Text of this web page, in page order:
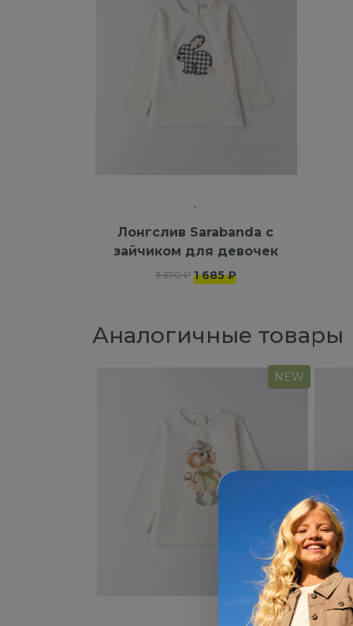
Лонгслив Sarabanda с
зайчиком для девочек
3 370 ₽ 1 685 ₽
Аналогичные товары
NEW